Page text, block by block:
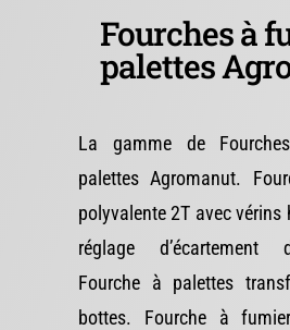
Fourches à
palettes
La gamme de
palettes Agromanut.
polyvalente 2T avec vérins
réglage d’écartement
Fourche à palettes
bottes. Fourche à